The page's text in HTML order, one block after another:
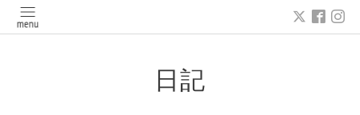
日記